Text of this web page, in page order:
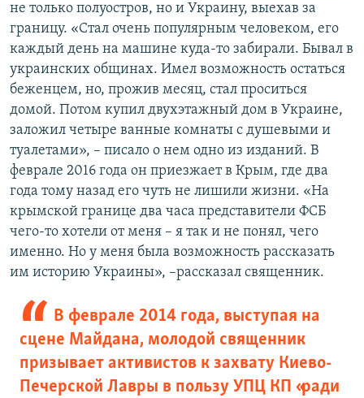
не только полуостров, но и Украину, выехав за
границу. «Стал очень популярным человеком, его
каждый день на машине куда-то забирали. Бывал в
украинских общинах. Имел возможность остаться
беженцем, но, прожив месяц, стал проситься
домой. Потом купил двухэтажный дом в Украине,
заложил четыре ванные комнаты с душевыми и
туалетами», – писало о нем одно из изданий. В
феврале 2016 года он приезжает в Крым, где два
года тому назад его чуть не лишили жизни. «На
крымской границе два часа представители ФСБ
чего-то хотели от меня –​ я так и не понял, чего
именно. Но у меня была возможность рассказать
им историю Украины», –рассказал священник.
В феврале 2014 года, выступая на
сцене Майдана, молодой священник
призывает активистов к захвату Киево-
Печерской Лавры в пользу УПЦ КП «ради